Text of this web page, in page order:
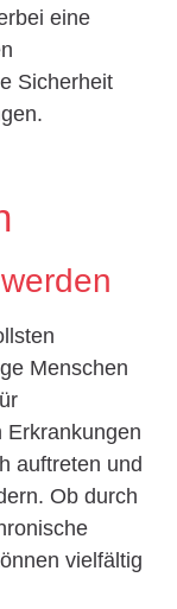
eine
Sicherheit
Menschen
Erkrankungen
auftreten und
Ob durch
vielfältig